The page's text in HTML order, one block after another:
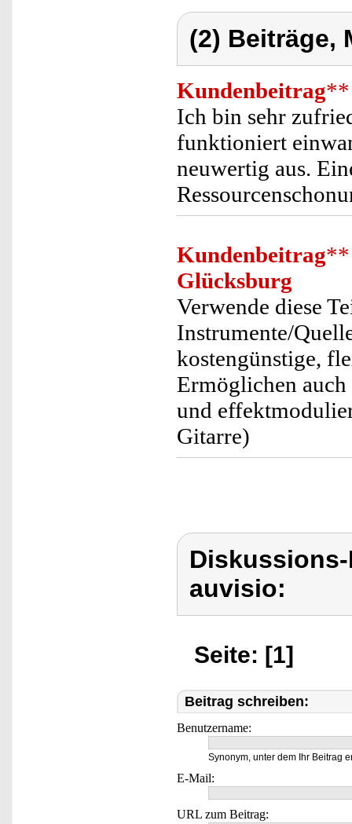
(2) Beiträge,
Kundenbeitrag**
Ich bin sehr
funktioniert
neuwertig aus.
Kundenbeitrag**
Glücksburg
Verwende diese
Instrumente/
kostengünstige,
Ermöglichen
und
Gitarre)
auvisio:
Seite: [1]
Beitrag schreiben:
Benutzername:
Synonym, unter dem Ihr Beitrag
E-Mail:
URL zum Beitrag: